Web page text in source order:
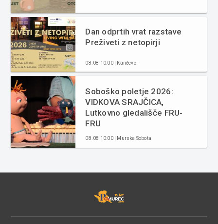
Dan odprtih vrat razstave
Preživeti z netopirji
08.08 10:00 | Kančevci
Soboško poletje 2026:
VIDKOVA SRAJČICA,
Lutkovno gledališče FRU-
FRU
08.08 10:00 | Murska Sobota